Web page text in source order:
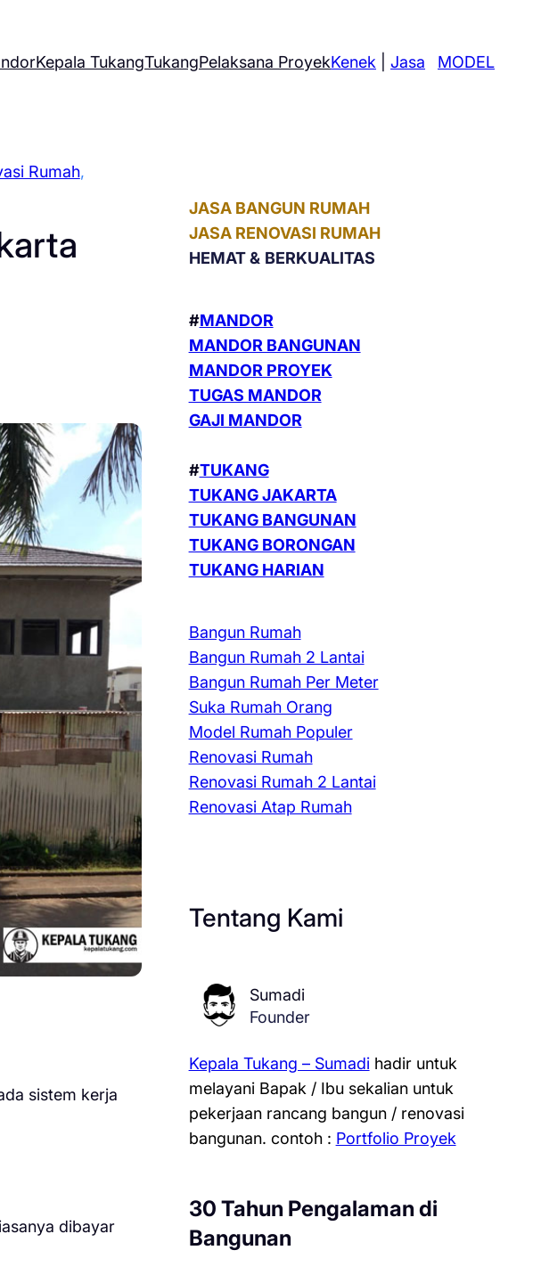
Kepala TukangTukangPelaksana ProyekKenek |Jasa MODEL
Rumah
sistem kerja
dibayar
JASA BANGUN RUMAH
JASA RENOVASI RUMAH
HEMAT & BERKUALITAS
#MANDOR
MANDOR BANGUNAN
MANDOR PROYEK
TUGAS MANDOR
GAJI MANDOR
#TUKANG
TUKANG JAKARTA
TUKANG BANGUNAN
TUKANG BORONGAN
TUKANG HARIAN
Bangun Rumah
Bangun Rumah 2 Lantai
Bangun Rumah Per Meter
Suka Rumah Orang
Model Rumah Populer
Renovasi Rumah
Renovasi Rumah 2 Lantai
Renovasi Atap Rumah
Tentang Kami
Sumadi
Founder
Kepala Tukang – Sumadihadir untuk
melayani Bapak / Ibu sekalian untuk
pekerjaan rancang bangun / renovasi
bangunan. contoh : Portfolio Proyek
30 Tahun Pengalaman di
Bangunan